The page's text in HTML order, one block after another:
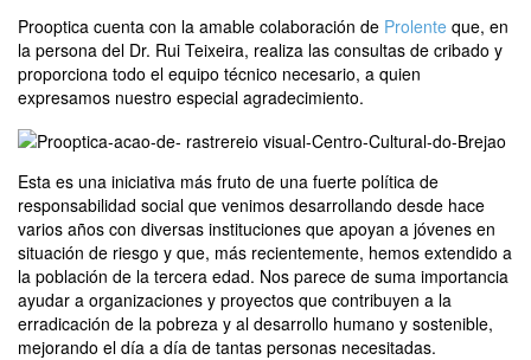
Prooptica cuenta con la amable colaboración de Prolente que, en
la persona del Dr. Rui Teixeira, realiza las consultas de cribado y
proporciona todo el equipo técnico necesario, a quien
expresamos nuestro especial agradecimiento.
Esta es una iniciativa más fruto de una fuerte política de
responsabilidad social que venimos desarrollando desde hace
varios años con diversas instituciones que apoyan a jóvenes en
situación de riesgo y que, más recientemente, hemos extendido a
la población de la tercera edad. Nos parece de suma importancia
ayudar a organizaciones y proyectos que contribuyen a la
erradicación de la pobreza y al desarrollo humano y sostenible,
mejorando el día a día de tantas personas necesitadas.